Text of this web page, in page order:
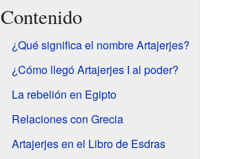
Contenido
¿Qué significa el nombre Artajerjes?
¿Cómo llegó Artajerjes I al poder?
La rebelión en Egipto
Relaciones con Grecia
Artajerjes en el Libro de Esdras